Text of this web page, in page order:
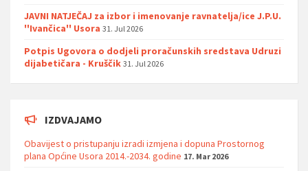
JAVNI NATJEČAJ za izbor i imenovanje ravnatelja/ice J.P.U.
''Ivančica'' Usora 31. Jul 2026
Potpis Ugovora o dodjeli proračunskih sredstava Udruzi
dijabetičara - Kruščik 31. Jul 2026
IZDVAJAMO
Obavijest o pristupanju izradi izmjena i dopuna Prostornog
plana Općine Usora 2014.-2034. godine 17. Mar 2026